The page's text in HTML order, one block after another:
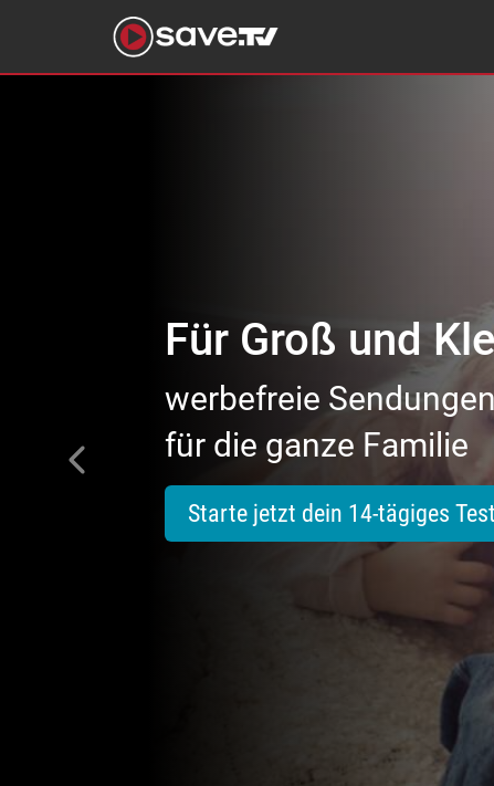
Für begeisterte
tausende Topfilme
von Action bis
Starte jetzt dein 14-tägiges
Previous